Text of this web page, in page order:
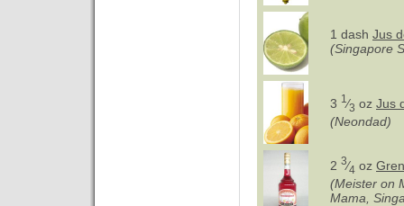
1 dash Jus
(Singapore
3 1⁄3 oz Jus
(Neondad)
2 3⁄4 oz
(Meister on
Mama,